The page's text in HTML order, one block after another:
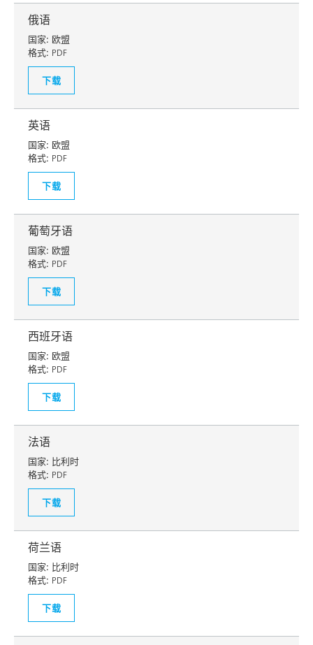
俄语
国家: 欧盟
格式: PDF
下载
英语
国家: 欧盟
格式: PDF
下载
葡萄牙语
国家: 欧盟
格式: PDF
下载
西班牙语
国家: 欧盟
格式: PDF
下载
法语
国家: 比利时
格式: PDF
下载
荷兰语
国家: 比利时
格式: PDF
下载